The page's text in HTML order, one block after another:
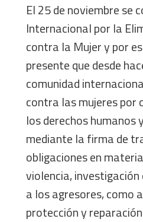
El 25 de noviembre se
Internacional por la
contra la Mujer y por
presente que desde
comunidad
contra las mujeres por
los derechos humanos
mediante la firma de
obligaciones en
violencia,
a los agresores, como
protección y